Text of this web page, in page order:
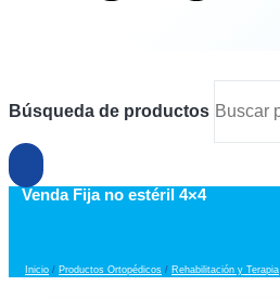
Búsqueda de productos
Venda Fija no estéril 4×4
Inicio / Productos Ortopédicos / Rehabilitación y Terapia